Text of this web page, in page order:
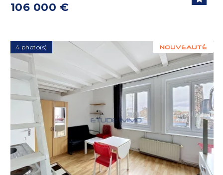
106 000 €
4 photo(s)